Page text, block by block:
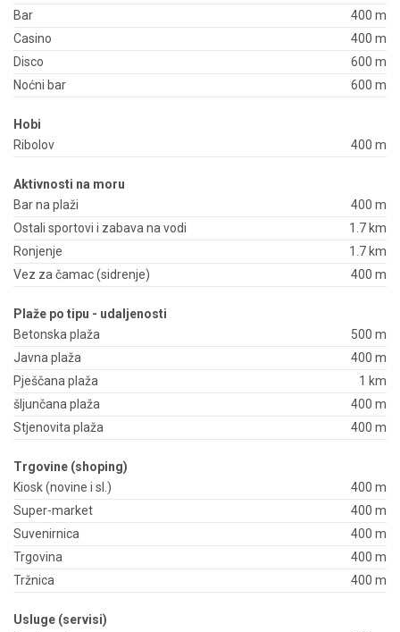
Bar
400 m
Casino
400 m
Disco
600 m
Noćni bar
600 m
Hobi
Ribolov
400 m
Aktivnosti na moru
Bar na plaži
400 m
Ostali sportovi i zabava na vodi
1.7 km
Ronjenje
1.7 km
Vez za čamac (sidrenje)
400 m
Plaže po tipu - udaljenosti
Betonska plaža
500 m
Javna plaža
400 m
Pješčana plaža
1 km
šljunčana plaža
400 m
Stjenovita plaža
400 m
Trgovine (shoping)
Kiosk (novine i sl.)
400 m
Super-market
400 m
Suvenirnica
400 m
Trgovina
400 m
Tržnica
400 m
Usluge (servisi)